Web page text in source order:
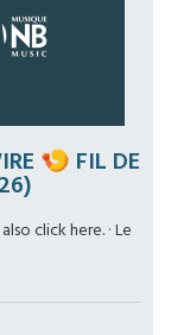
🍤 FIL DE
click here. · Le